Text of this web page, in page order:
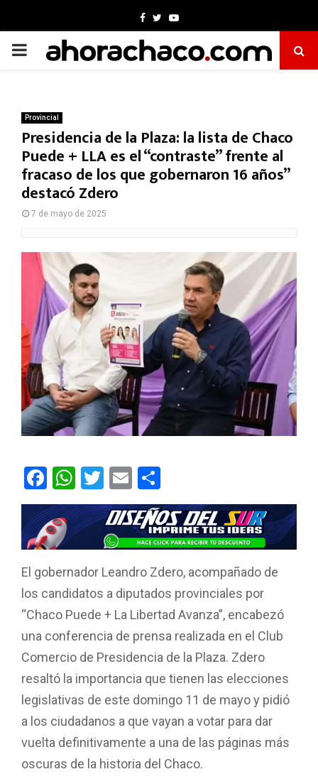
Facebook
TwitterYoutube
PRIMARY
Provincial
Presidencia de la Plaza: la lista de Chaco
Puede + LLA es el “contraste” frente al
fracaso de los que gobernaron 16 años”
destacó Zdero
7 de mayo de 2025
F
a
ce
b
o
o
k
W
h
at
s
A
p
p
T
wi
tt
er
E
m
ail
o
m
p
ar
tir
El gobernador Leandro Zdero, acompañado de
los candidatos a diputados provinciales por
“Chaco Puede + La Libertad Avanza”, encabezó
una conferencia de prensa realizada en el Club
Comercio de Presidencia de la Plaza. Zdero
resaltó la importancia que tienen las elecciones
legislativas de este domingo 11 de mayo y pidió
a los ciudadanos a que vayan a votar para dar
vuelta definitivamente a una de las páginas más
oscuras de la historia del Chaco.